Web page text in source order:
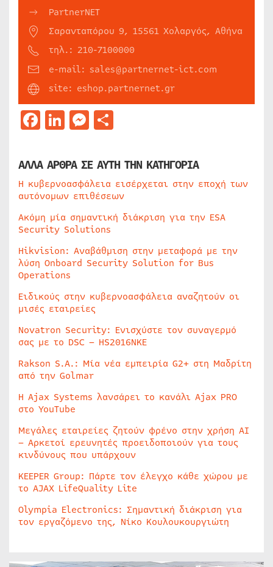
PartnerNET
Σαρανταπόρου 9, 15561 Χολαργός, Αθήνα
τηλ.: 210-7100000
e-mail: sales@partnernet-ict.com
site: eshop.partnernet.gr
Facebook
LinkedIn
Messenger
ΑΛΛΑ ΑΡΘΡΑ ΣΕ ΑΥΤΗ ΤΗΝ ΚΑΤΗΓΟΡΙΑ
Η κυβερνοασφάλεια εισέρχεται στην εποχή των
αυτόνομων επιθέσεων
Ακόμη μία σημαντική διάκριση για την ESA
Security Solutions
Hikvision: Αναβάθμιση στην μεταφορά με την
λύση Onboard Security Solution for Bus
Operations
Ειδικούς στην κυβερνοασφάλεια αναζητούν οι
μισές εταιρείες
Novatron Security: Ενισχύστε τον συναγερμό
σας με το DSC – HS2016NKE
Rakson S.A.: Μία νέα εμπειρία G2+ στη Μαδρίτη
από την Golmar
Η Ajax Systems λανσάρει το κανάλι Ajax PRO
στο YouTube
Μεγάλες εταιρείες ζητούν φρένο στην χρήση AI
– Αρκετοί ερευνητές προειδοποιούν για τους
κινδύνους που υπάρχουν
KEEPER Group: Πάρτε τον έλεγχο κάθε χώρου με
το AJAX LifeQuality Lite
Olympia Electronics: Σημαντική διάκριση για
τον εργαζόμενο της, Νίκο Κουλουκουργιώτη